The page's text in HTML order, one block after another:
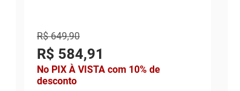
R$ 649,90
R$ 584,91
No PIX À VISTA com 10% de
desconto